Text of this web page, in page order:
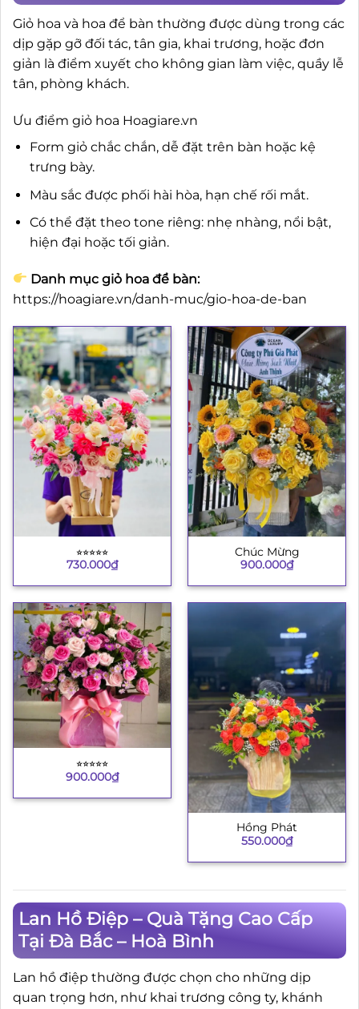
Giỏ hoa và hoa để bàn thường được dùng trong các
dịp gặp gỡ đối tác, tân gia, khai trương, hoặc đơn
giản là điểm xuyết cho không gian làm việc, quầy lễ
tân, phòng khách.
Ưu điểm giỏ hoa Hoagiare.vn
Form giỏ chắc chắn, dễ đặt trên bàn hoặc kệ
trưng bày.
Màu sắc được phối hài hòa, hạn chế rối mắt.
Có thể đặt theo tone riêng: nhẹ nhàng, nổi bật,
hiện đại hoặc tối giản.
Danh mục giỏ hoa để bàn:
https://hoagiare.vn/danh-muc/gio-hoa-de-ban
⭐︎⭐︎⭐︎⭐︎⭐︎
730.000₫
Chúc Mừng
900.000₫
⭐︎⭐︎⭐︎⭐︎⭐︎
900.000₫
Hồng Phát
550.000₫
Lan Hồ Điệp – Quà Tặng Cao Cấp
Tại Đà Bắc – Hoà Bình
Lan hồ điệp thường được chọn cho những dịp
quan trọng hơn, như khai trương công ty, khánh